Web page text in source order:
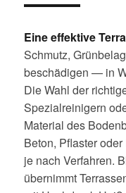
Eine effektive
Schmutz,
beschädigen — in
Die Wahl der
Spezialreinigern
Material des
Beton, Pflaster
je nach Verfahren.
übernimmt